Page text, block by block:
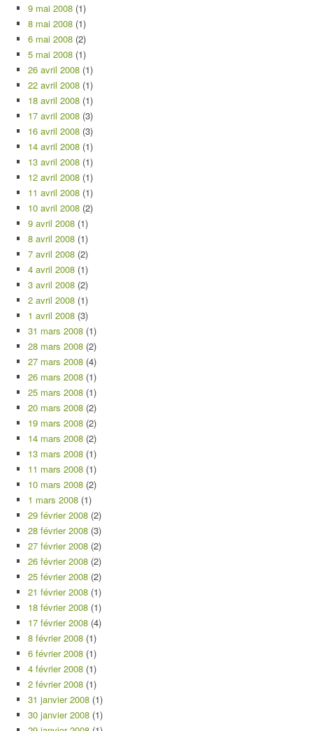
9 mai 2008 (1)
8 mai 2008 (1)
6 mai 2008 (2)
5 mai 2008 (1)
26 avril 2008 (1)
22 avril 2008 (1)
18 avril 2008 (1)
17 avril 2008 (3)
16 avril 2008 (3)
14 avril 2008 (1)
13 avril 2008 (1)
12 avril 2008 (1)
11 avril 2008 (1)
10 avril 2008 (2)
9 avril 2008 (1)
8 avril 2008 (1)
7 avril 2008 (2)
4 avril 2008 (1)
3 avril 2008 (2)
2 avril 2008 (1)
1 avril 2008 (3)
31 mars 2008 (1)
28 mars 2008 (2)
27 mars 2008 (4)
26 mars 2008 (1)
25 mars 2008 (1)
20 mars 2008 (2)
19 mars 2008 (2)
14 mars 2008 (2)
13 mars 2008 (1)
11 mars 2008 (1)
10 mars 2008 (2)
1 mars 2008 (1)
29 février 2008 (2)
28 février 2008 (3)
27 février 2008 (2)
26 février 2008 (2)
25 février 2008 (2)
21 février 2008 (1)
18 février 2008 (1)
17 février 2008 (4)
8 février 2008 (1)
6 février 2008 (1)
4 février 2008 (1)
2 février 2008 (1)
31 janvier 2008 (1)
30 janvier 2008 (1)